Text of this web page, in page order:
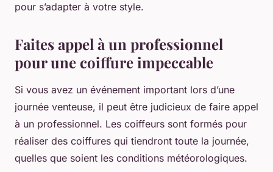
pour s’adapter à votre style.
Faites appel à un professionnel
pour une coiffure impeccable
Si vous avez un événement important lors d’une
journée venteuse, il peut être judicieux de faire appel
à un professionnel. Les coiffeurs sont formés pour
réaliser des coiffures qui tiendront toute la journée,
quelles que soient les conditions météorologiques.